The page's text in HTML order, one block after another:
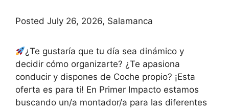
Posted July 26, 2026, Salamanca
¿Te gustaría que tu día sea dinámico y
decidir cómo organizarte? ¿Te apasiona
conducir y dispones de Coche propio? ¡Esta
oferta es para ti! En Primer Impacto estamos
buscando un/a montador/a para las diferentes